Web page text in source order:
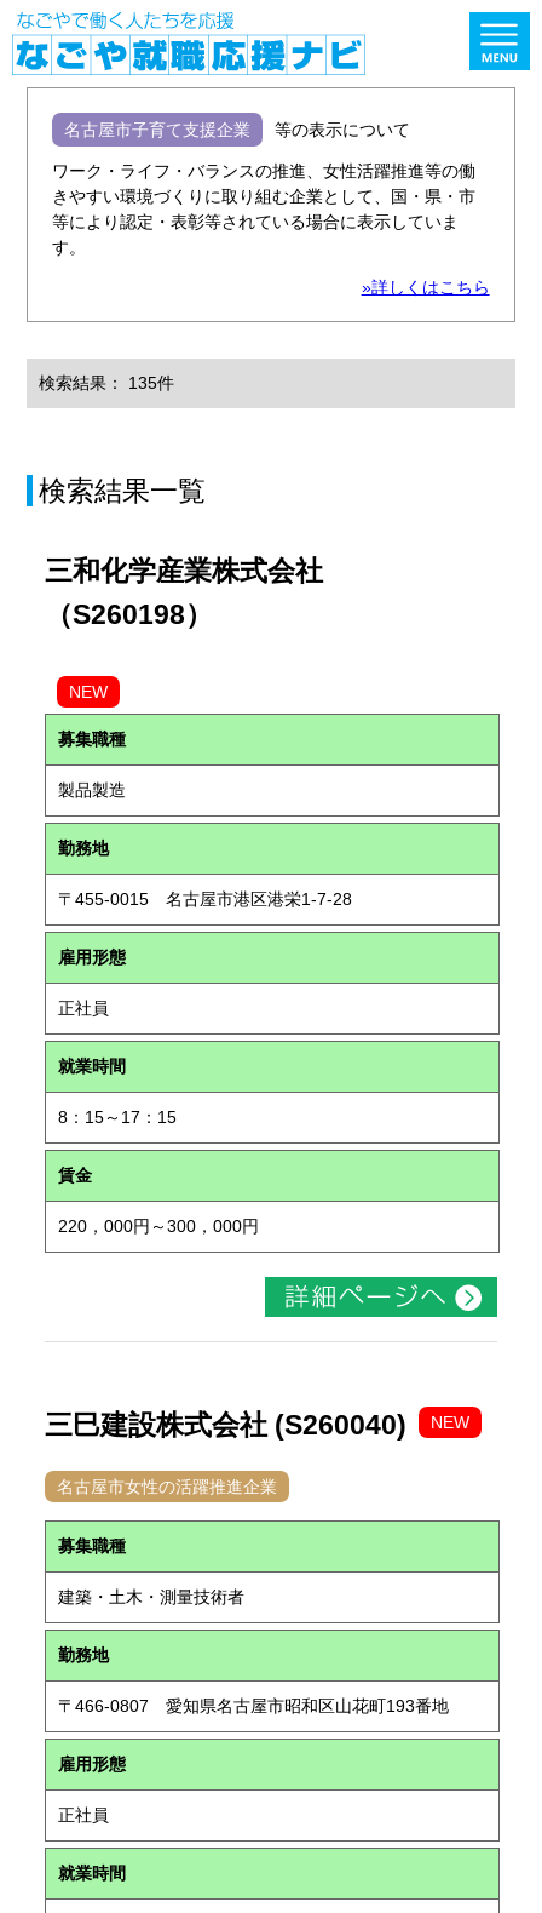
名古屋市子育て支援企業 等の表示について
ワーク・ライフ・バランスの推進、女性活躍推進等の働
きやすい環境づくりに取り組む企業として、国・県・市
等により認定・表彰等されている場合に表示していま
す。
»詳しくはこちら
検索結果： 135件
検索結果一覧
三和化学産業株式会社
（S260198）
NEW
募集職種
製品製造
勤務地
〒455-0015 名古屋市港区港栄1-7-28
雇用形態
正社員
就業時間
8：15～17：15
賃金
220，000円～300，000円
三巳建設株式会社 (S260040) NEW
名古屋市女性の活躍推進企業
募集職種
建築・土木・測量技術者
勤務地
〒466-0807 愛知県名古屋市昭和区山花町193番地
雇用形態
正社員
就業時間